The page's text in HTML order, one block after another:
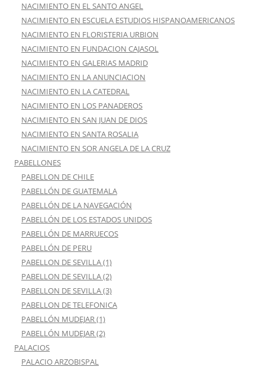
NACIMIENTO EN EL SANTO ANGEL
NACIMIENTO EN ESCUELA ESTUDIOS HISPANOAMERICANOS
NACIMIENTO EN FLORISTERIA URBION
NACIMIENTO EN FUNDACION CAJASOL
NACIMIENTO EN GALERIAS MADRID
NACIMIENTO EN LA ANUNCIACION
NACIMIENTO EN LA CATEDRAL
NACIMIENTO EN LOS PANADEROS
NACIMIENTO EN SAN JUAN DE DIOS
NACIMIENTO EN SANTA ROSALIA
NACIMIENTO EN SOR ANGELA DE LA CRUZ
PABELLONES
PABELLON DE CHILE
PABELLÓN DE GUATEMALA
PABELLÓN DE LA NAVEGACIÓN
PABELLÓN DE LOS ESTADOS UNIDOS
PABELLÓN DE MARRUECOS
PABELLÓN DE PERU
PABELLON DE SEVILLA (1)
PABELLON DE SEVILLA (2)
PABELLON DE SEVILLA (3)
PABELLON DE TELEFONICA
PABELLÓN MUDEJAR (1)
PABELLÓN MUDEJAR (2)
PALACIOS
PALACIO ARZOBISPAL